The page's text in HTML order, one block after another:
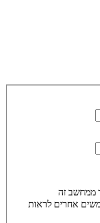
ממחשב זה
אחרים לראות